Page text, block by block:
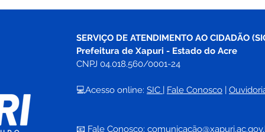
SERVIÇO DE ATENDIMENTO AO CIDADÃO
Prefeitura de Xapuri - Estado do Acre
CNPJ 04.018.560/0001-24
💻Acesso online: SIC | Fale Conosco |
📧 Fale Conosco: